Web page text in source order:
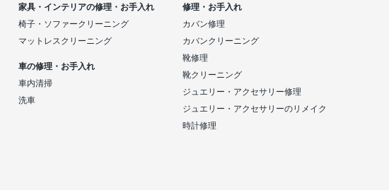
家具・インテリアの修理・お手入れ
椅子・ソファークリーニング
マットレスクリーニング
車の修理・お手入れ
車内清掃
洗車
修理・お手入れ
カバン修理
カバンクリーニング
靴修理
靴クリーニング
ジュエリー・アクセサリー修理
ジュエリー・アクセサリーのリメイク
時計修理